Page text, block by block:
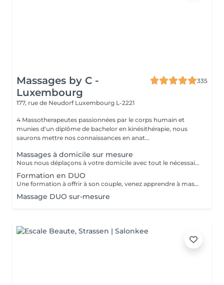
Massages by C -
Luxembourg
335
177, rue de Neudorf Luxembourg L-2221
4 Massotherapeutes passionnées par le corps humain et
munies d'un diplôme de bachelor en kinésithérapie, nous
saurons mettre nos connaissances en anat...
Massages à domicile sur mesure
Nous nous déplaçons à votre domicile avec tout le nécessaire (table, serviettes, huile...) Déplacement à Luxembourg ville ou proche uniquement A noter que le massage durera entre 1h et 1h30 (selon votre réservation) après le temps de trajet. Ainsi si vous réservez pour 12h, prévoyez que le massage commence vers 12h30. Ce temps de trajet n'est pas facturé mais il est à prendre en compte dans le planning Merci de réserver ce service à domicile uniquement si vous souhaitez recevoir un massage dans le respect, aucune avance ou geste déplacé ne serait toléré.
Formation en DUO
Une formation à offrir à son couple, venez apprendre à masser votre conjoint/e et découvrir les secret pour un massage à la maison facile à mettre en place, à réaliser, et sans vous faire mal Programme: - La séance commencera par un massage en DUO de 45 minutes où l'on massera le plus de zones possibles pour que vous puissiez décider les quelles et quelles techniques vous préférez - Puis, sur la base de vos préférences, l'heure suivante sera dédiée à vous enseigner ces techniques à tous les 2 Ainsi, par exemple, si madame préfère le dos, alors monsieur apprendra à le lui masser, avant d'échanger les rôles Possibilité de repartir avec une table de massage pliante à installer chez vous pour 150€ Formation également possible entre amies
Massage DUO sur-mesure